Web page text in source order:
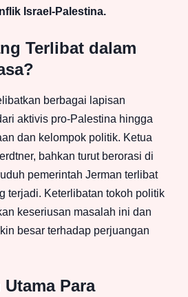
Israel-Palestina.
Terlibat dalam
berbagai lapisan
aktivis pro-Palestina hingga
dan kelompok politik. Ketua
bahkan turut berorasi di
pemerintah Jerman terlibat
terjadi. Keterlibatan tokoh politik
keseriusan masalah ini dan
besar terhadap perjuangan
Para